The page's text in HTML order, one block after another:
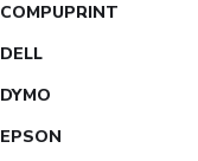
COMPUPRINT
DELL
DYMO
EPSON